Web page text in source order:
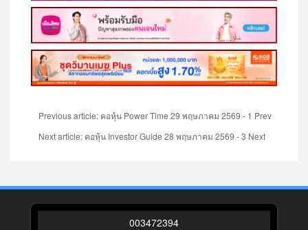
Previous article: คอหุ้น Power Time 29 พฤษภาคม 2569 - 1 Prev
Next article: คอหุ้น Investor Guide 28 พฤษภาคม 2569 - 3 Next
003472394